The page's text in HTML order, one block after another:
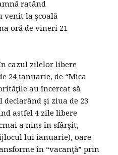
ratând
venit la şcoală
oră de vineri 21
cazul zilelor libere
24 ianuarie, de “Mica
au încercat să
şi ziua de 23
astfel 4 zile libere
a nins în sfârşit,
lui ianuarie), oare
în “vacanţă” prin